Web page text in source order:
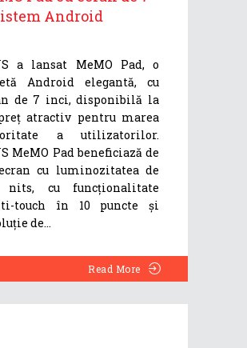
Android
a lansat MeMO Pad, o
Android elegantă, cu
de 7 inci, disponibilă la
atractiv pentru marea
a utilizatorilor.
MeMO Pad beneficiază de
cu luminozitatea de
nits, cu funcționalitate
touch în 10 puncte și
de
Read More